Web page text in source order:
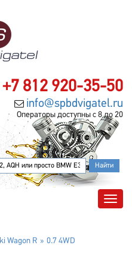
+7 812 920-35-50
info@spbdvigatel.ru
Операторы доступны с 8 до 20
Wagon R 0.7 4WD